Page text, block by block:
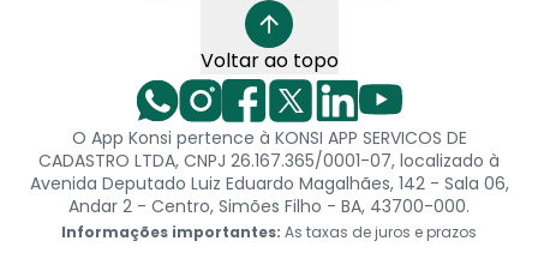
Voltar ao topo
O App Konsi pertence à KONSI APP SERVICOS DE
CADASTRO LTDA, CNPJ 26.167.365/0001-07, localizado à
Avenida Deputado Luiz Eduardo Magalhães, 142 - Sala 06,
Andar 2 - Centro, Simões Filho - BA, 43700-000.
Informações importantes: As taxas de juros e prazos